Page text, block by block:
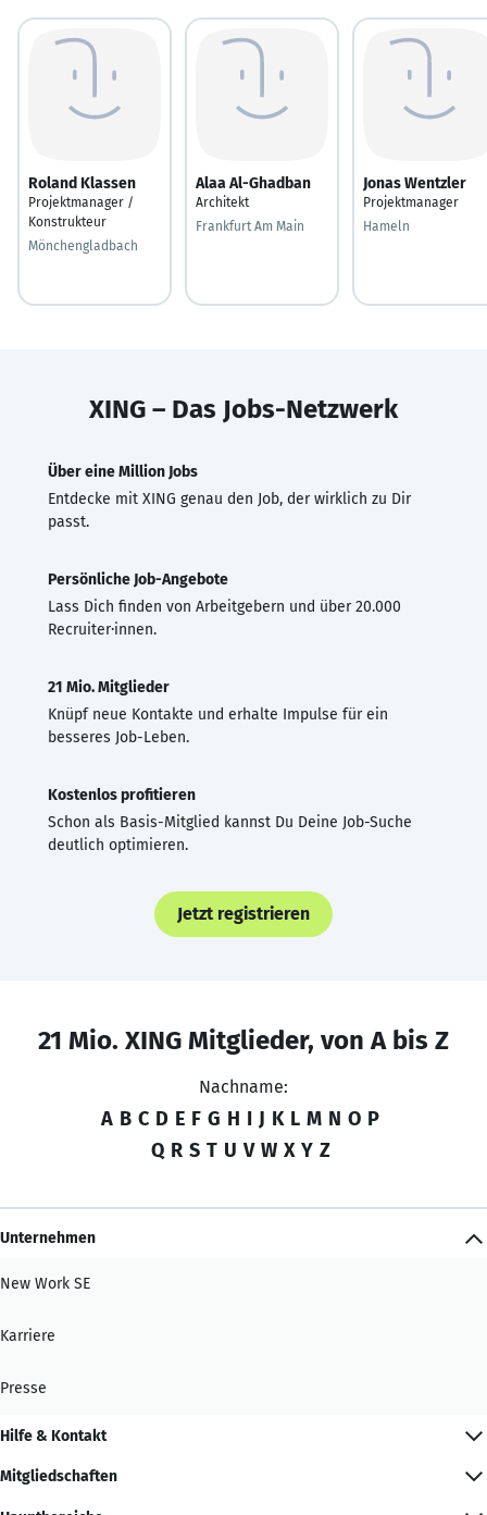
Roland Klassen
Projektmanager /
Konstrukteur
Mönchengladbach
Alaa Al-Ghadban
Architekt
Frankfurt Am Main
Jonas Wentzler
Projektmanager
Hameln
XING – Das Jobs-Netzwerk
Über eine Million Jobs
Entdecke mit XING genau den Job, der wirklich zu Dir
passt.
Persönliche Job-Angebote
Lass Dich finden von Arbeitgebern und über 20.000
Recruiter·innen.
21 Mio. Mitglieder
Knüpf neue Kontakte und erhalte Impulse für ein
besseres Job-Leben.
Kostenlos profitieren
Schon als Basis-Mitglied kannst Du Deine Job-Suche
deutlich optimieren.
Jetzt registrieren
21 Mio. XING Mitglieder, von A bis Z
Nachname:
A B C D E F G H I J K L M N O P
Q R S T U V W X Y Z
Unternehmen
New Work SE
Karriere
Presse
Hilfe & Kontakt
Mitgliedschaften